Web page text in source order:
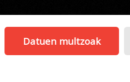
Datuen multzoak